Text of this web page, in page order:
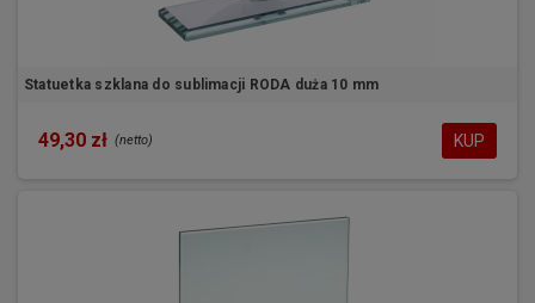
Statuetka szklana do sublimacji RODA duża 10 mm
49,30 zł (netto) KUP